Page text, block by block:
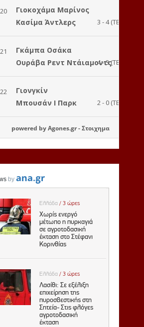
powered byAgones.gr-Στοιχημα